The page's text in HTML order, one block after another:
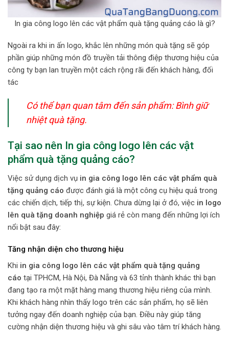
In gia công logo lên các vật phẩm quà tặng quảng cáo là gì?
Ngoài ra khi in ấn logo, khắc lên những món quà tặng sẽ góp
phần giúp những món đồ truyền tải thông điệp thương hiệu của
công ty bạn lan truyền một cách rộng rãi đến khách hàng, đối
tác
Có thể bạn quan tâm đến sản phẩm:Bình giữ
nhiệt quà tặng.
Tại sao nên In gia công logo lên các vật
phẩm quà tặng quảng cáo?
Việc sử dụng dịch vụ in gia công logo lên các vật phẩm quà
tặng quảng cáo được đánh giá là một công cụ hiệu quả trong
các chiến dịch, tiếp thị, sự kiện. Chưa dừng lại ở đó, việc in logo
lên quà tặng doanh nghiệp giá rẻ còn mang đến những lợi ích
nổi bật sau đây:
Tăng nhận diện cho thương hiệu
Khi in gia công logo lên các vật phẩm quà tặng quảng
cáo tại TPHCM, Hà Nội, Đà Nẵng và 63 tỉnh thành khác thì bạn
đang tạo ra một mặt hàng mang thương hiệu riêng của mình.
Khi khách hàng nhìn thấy logo trên các sản phẩm, họ sẽ liên
tưởng ngay đến doanh nghiệp của bạn. Điều này giúp tăng
cường nhận diện thương hiệu và ghi sâu vào tâm trí khách hàng.